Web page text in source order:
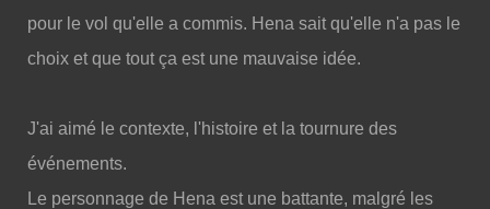
pour le vol qu'elle a commis. Hena sait qu'elle n'a pas le
choix et que tout ça est une mauvaise idée.
J'ai aimé le contexte, l'histoire et la tournure des
événements.
Le personnage de Hena est une battante, malgré les